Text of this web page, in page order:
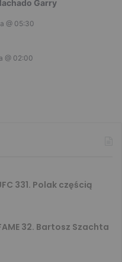
Garry
@ 05:30
@ 02:00
331. Polak częścią
32. Bartosz Szachta